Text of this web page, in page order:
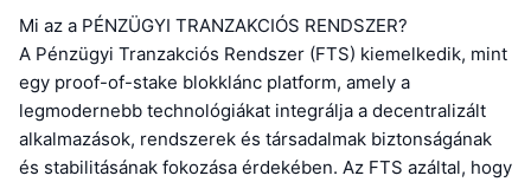
Mi az a PÉNZÜGYI TRANZAKCIÓS RENDSZER?
A Pénzügyi Tranzakciós Rendszer (FTS) kiemelkedik, mint
egy proof-of-stake blokklánc platform, amely a
legmodernebb technológiákat integrálja a decentralizált
alkalmazások, rendszerek és társadalmak biztonságának
és stabilitásának fokozása érdekében. Az FTS azáltal, hogy